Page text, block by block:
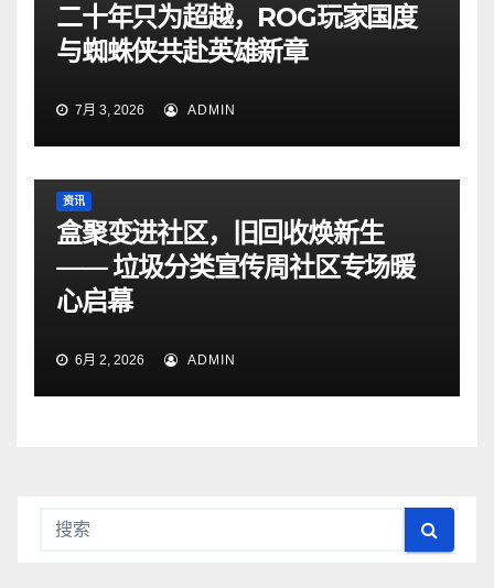
二十年只为超越，ROG玩家国度
与蜘蛛侠共赴英雄新章
7月 3, 2026 ADMIN
资讯
盒聚变进社区，旧回收焕新生
—— 垃圾分类宣传周社区专场暖
心启幕
6月 2, 2026 ADMIN